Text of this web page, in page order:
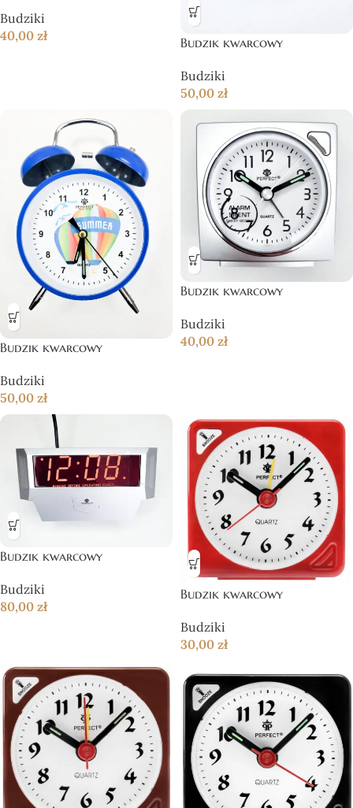
Budziki
40,00 zł Budzik kwarcowy
Budziki
50,00 zł
Budzik kwarcowy
Budziki
50,00 zł
Budzik kwarcowy
Budziki
40,00 zł
Budzik kwarcowy
Budziki
80,00 zł
Budzik kwarcowy
Budziki
30,00 zł